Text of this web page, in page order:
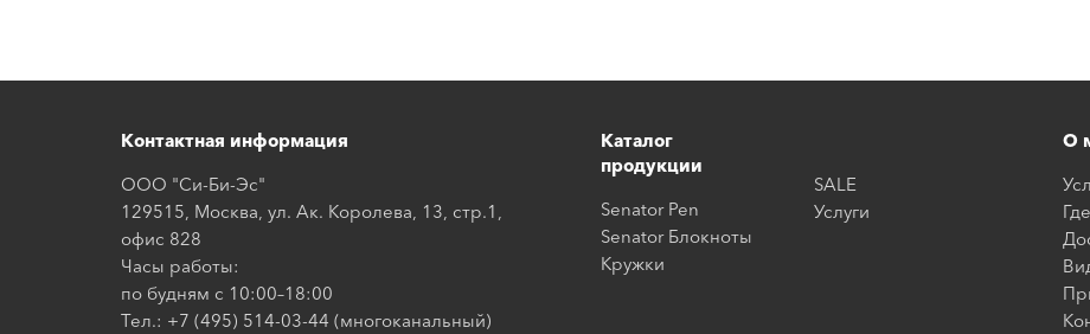
Контактная информация
ООО "Си-Би-Эс"
129515, Москва, ул. Ак. Королева, 13, стр.1,
офис 828
Часы работы:
по будням с 10:00–18:00
Тел.: +7 (495) 514-03-44 (многоканальный)
Каталог
продукции
Senator Pen
Senator Блокноты
Кружки
SALE
Услуги
О